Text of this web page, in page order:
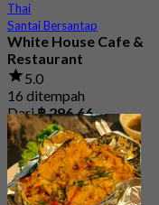
Thai
Santai Bersantap
White House Cafe &
Restaurant
5.0
16 ditempah
Dari฿ 296.66